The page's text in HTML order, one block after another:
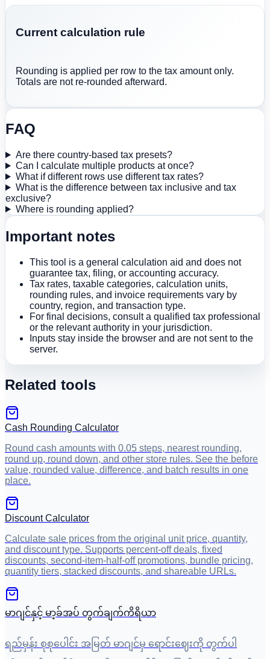
Current calculation rule
Rounding is applied per row to the tax amount only.
Totals are not re-rounded afterward.
FAQ
Are there country-based tax presets?
Can I calculate multiple products at once?
What if different rows use different tax rates?
What is the difference between tax inclusive and tax
exclusive?
Where is rounding applied?
Important notes
This tool is a general calculation aid and does not
guarantee tax, filing, or accounting accuracy.
Tax rates, taxable categories, calculation units,
rounding rules, and invoice requirements vary by
country, region, and transaction type.
For final decisions, consult a qualified tax professional
or the relevant authority in your jurisdiction.
Inputs stay inside the browser and are not sent to the
server.
Related tools
Cash Rounding Calculator
Round cash amounts with 0.05 steps, nearest rounding,
round up, round down, and other store rules. See the before
value, rounded value, difference, and batch results in one
place.
Discount Calculator
Calculate sale prices from the original unit price, quantity,
and discount type. Supports percent-off deals, fixed
discounts, second-item-half-off promotions, bundle pricing,
quantity tiers, stacked discounts, and shareable URLs.
မာဂျင်နှင့် မာ့ခ်အပ် တွက်ချက်ကိရိယာ
ရည်မှန်း စုစုပေါင်း အမြတ် မာဂျင်မှ ရောင်းဈေးကို တွက်ပါ